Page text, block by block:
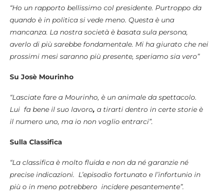
“Ho un rapporto bellissimo col presidente. Purtroppo da
quando è in politica si vede meno. Questa è una
mancanza. La nostra società è basata sula persona,
averlo di più sarebbe fondamentale. Mi ha giurato che nei
prossimi mesi saranno più presente, speriamo sia vero”
Su Josè Mourinho
“Lasciate fare a Mourinho, è un animale da spettacolo.
Lui fa bene il suo lavoro, a tirarti dentro in certe storie è
il numero uno, ma io non voglio entrarci”.
Sulla Classifica
“La classifica è molto fluida e non da né garanzie né
precise indicazioni. L’episodio fortunato e l’infortunio in
più o in meno potrebbero incidere pesantemente”.